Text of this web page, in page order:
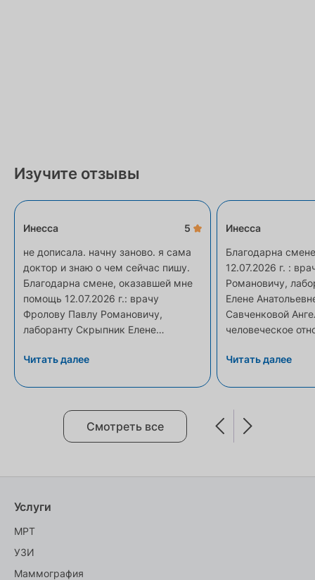
Изучите отзывы
Инесса
5
не дописала. начну заново. я сама
доктор и знаю о чем сейчас пишу.
Благодарна смене, оказавшей мне
помощь 12.07.2026 г.: врачу
Фролову Павлу Романовичу,
лаборанту Скрыпник Елене
Савченковой Ангелине. Беда не
записаться на обследование "н...
Читать далее
Инесса
Благодарна
12.07.2026 г. :
Романовичу,
Елене
Савченковой
человеческое
Читать далее
Смотреть все
Услуги
МРТ
УЗИ
Маммография